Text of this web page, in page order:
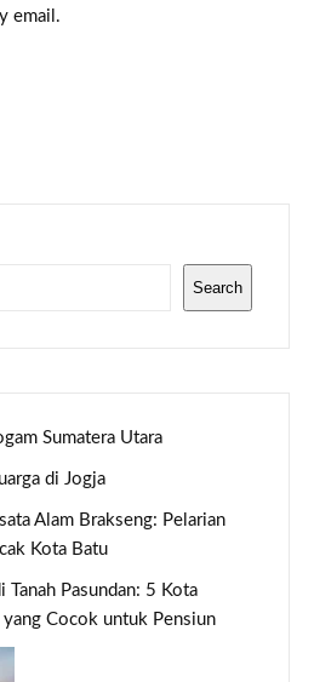
email.
Search
Sumatera Utara
di Jogja
Alam Brakseng: Pelarian
Kota Batu
Tanah Pasundan: 5 Kota
yang Cocok untuk Pensiun